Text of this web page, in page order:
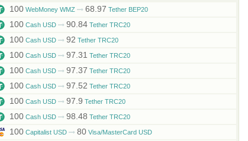
100WebMoney WMZ 68.97 Tether BEP20
100Cash USD 90.84Tether TRC20
100Cash USD 92 Tether TRC20
100Cash USD 97.31 Tether TRC20
100Cash USD 97.37 Tether TRC20
100Cash USD 97.52 Tether TRC20
100Cash USD 97.9 Tether TRC20
100Cash USD 98.48 Tether TRC20
100Capitalist USD 80Visa/MasterCard USD